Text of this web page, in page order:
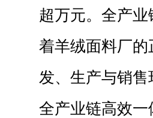
超万元。全产
着羊绒面料厂
发、生产与销
全产业链高效